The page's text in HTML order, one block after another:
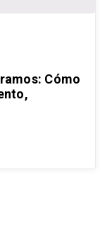
Cómo